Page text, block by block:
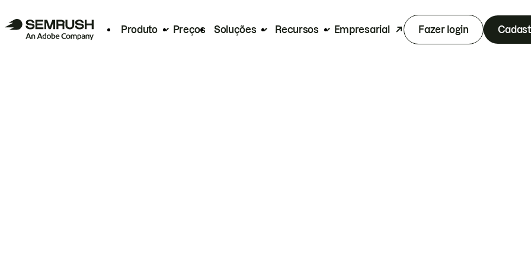
Produto Preços Soluções Recursos Empresarial Fazer login